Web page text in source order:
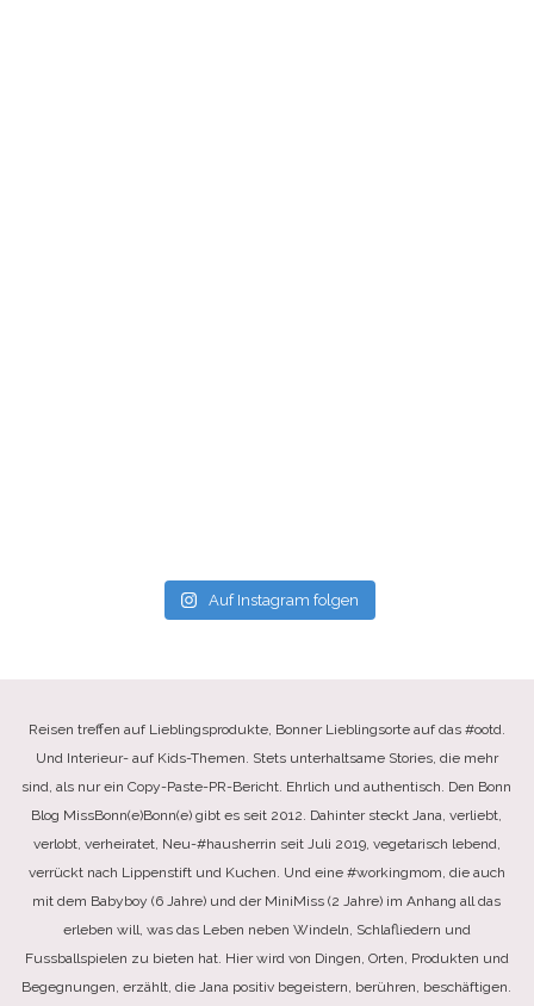
Auf Instagram folgen
Reisen treffen auf Lieblingsprodukte, Bonner Lieblingsorte auf das #ootd.
Und Interieur- auf Kids-Themen. Stets unterhaltsame Stories, die mehr
sind, als nur ein Copy-Paste-PR-Bericht. Ehrlich und authentisch. Den Bonn
Blog MissBonn(e)Bonn(e) gibt es seit 2012. Dahinter steckt Jana, verliebt,
verlobt, verheiratet, Neu-#hausherrin seit Juli 2019, vegetarisch lebend,
verrückt nach Lippenstift und Kuchen. Und eine #workingmom, die auch
mit dem Babyboy (6 Jahre) und der MiniMiss (2 Jahre) im Anhang all das
erleben will, was das Leben neben Windeln, Schlafliedern und
Fussballspielen zu bieten hat. Hier wird von Dingen, Orten, Produkten und
Begegnungen, erzählt, die Jana positiv begeistern, berühren, beschäftigen.